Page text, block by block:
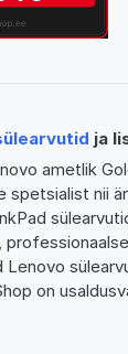
ja
ametlik
spetsialist nii
Lenovo
on